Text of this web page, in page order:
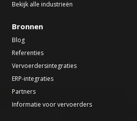
Bekijk alle industrieën
Bronnen
Blog
Referenties
Vervoerdersintegraties
ERP-integraties
Partners
Informatie voor vervoerders